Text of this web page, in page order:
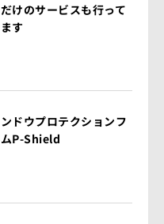
けのサービスも行って
す
ドウプロテクションフ
P-Shield